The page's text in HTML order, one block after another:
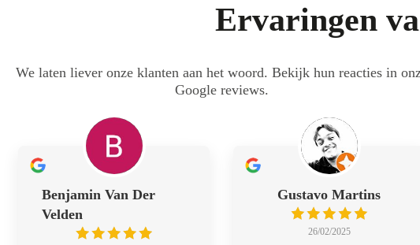
Ervaringen
We laten liever onze klanten aan het woord. Bekijk hun reacties in
Google reviews.
Benjamin Van Der
Velden
Gustavo Martins
26/02/2025